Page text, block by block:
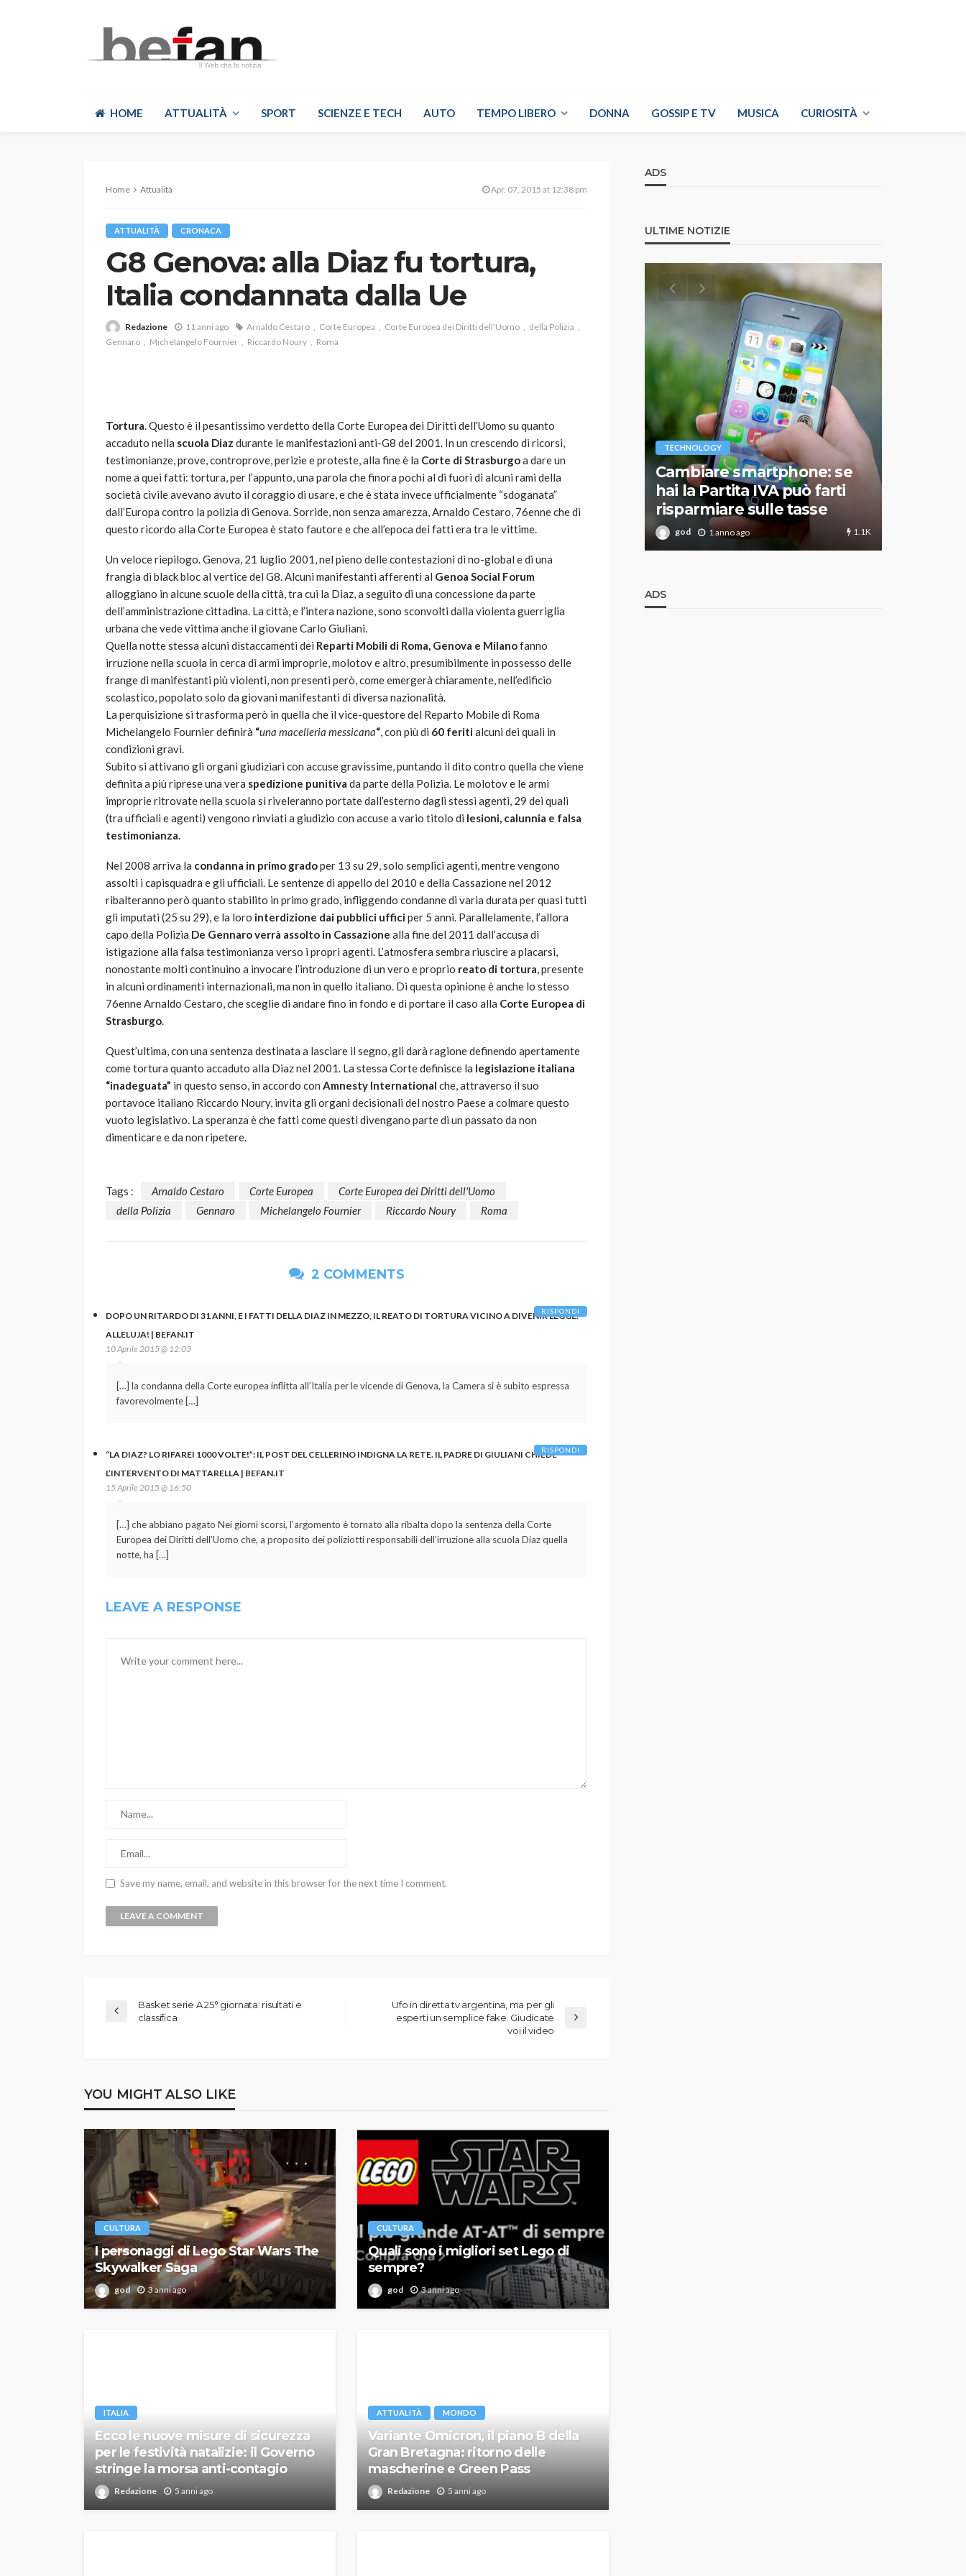
HOME ATTUALITÀ SPORT SCIENZE E TECH AUTO TEMPO LIBERO DONNA GOSSIP E TV MUSICA CURIOSITÀ
Home Attualità Apr. 07, 2015 at 12:38 pm
ATTUALITÀ CRONACA
G8 Genova: alla Diaz fu tortura,
Italia condannata dalla Ue
Redazione 11 anni ago Arnaldo Cestaro Corte Europea Corte Europea dei Diritti dell'Uomo
della Polizia
Gennaro
Michelangelo Fournier Riccardo Noury Roma
Tortura. Questo è il pesantissimo verdetto della Corte Europea dei Diritti dell’Uomo su quanto
accaduto nella scuola Diaz durante le manifestazioni anti-G8 del 2001. In un crescendo di ricorsi,
testimonianze, prove, controprove, perizie e proteste, alla fine è la Corte di Strasburgoa dare un
nome a quei fatti: tortura, per l’appunto, una parola che finora pochi al di fuori di alcuni rami della
società civile avevano avuto il coraggio di usare, e che è stata invece ufficialmente “sdoganata”
dall’Europa contro la polizia di Genova. Sorride, non senza amarezza, Arnaldo Cestaro, 76enne che di
questo ricordo alla Corte Europea è stato fautore e che all’epoca dei fatti era tra le vittime.
Un veloce riepilogo. Genova, 21 luglio 2001, nel pieno delle contestazioni di no-global e di una
frangia di black bloc al vertice del G8. Alcuni manifestanti afferenti al Genoa Social Forum
alloggiano in alcune scuole della città, tra cui la Diaz, a seguito di una concessione da parte
dell’amministrazione cittadina. La città, e l’intera nazione, sono sconvolti dalla violenta guerriglia
urbana che vede vittima anche il giovane Carlo Giuliani.
Quella notte stessa alcuni distaccamenti dei Reparti Mobili di Roma, Genova e Milanofanno
irruzione nella scuola in cerca di armi improprie, molotov e altro, presumibilmente in possesso delle
frange di manifestanti più violenti, non presenti però, come emergerà chiaramente, nell’edificio
scolastico, popolato solo da giovani manifestanti di diversa nazionalità.
La perquisizione si trasforma però in quella che il vice-questore del Reparto Mobile di Roma
Michelangelo Fournier definirà “una macelleria messicana“, con più di 60 feritialcuni dei quali in
condizioni gravi.
Subito si attivano gli organi giudiziari con accuse gravissime, puntando il dito contro quella che viene
definita a più riprese una vera spedizione punitiva da parte della Polizia. Le molotov e le armi
improprie ritrovate nella scuola si riveleranno portate dall’esterno dagli stessi agenti, 29 dei quali
(tra ufficiali e agenti) vengono rinviati a giudizio con accuse a vario titolo di lesioni, calunnia e falsa
testimonianza.
Nel 2008 arriva la condanna in primo gradoper 13 su 29, solo semplici agenti, mentre vengono
assolti i capisquadra e gli ufficiali. Le sentenze di appello del 2010 e della Cassazione nel 2012
ribalteranno però quanto stabilito in primo grado, infliggendo condanne di varia durata per quasi tutti
gli imputati (25 su 29), e la loro interdizione dai pubblici ufficiper 5 anni. Parallelamente, l’allora
capo della Polizia De Gennaro verrà assolto in Cassazione alla fine del 2011 dall’accusa di
istigazione alla falsa testimonianza verso i propri agenti. L’atmosfera sembra riuscire a placarsi,
nonostante molti continuino a invocare l’introduzione di un vero e proprio reato di tortura, presente
in alcuni ordinamenti internazionali, ma non in quello italiano. Di questa opinione è anche lo stesso
76enne Arnaldo Cestaro, che sceglie di andare fino in fondo e di portare il caso alla Corte Europea di
Strasburgo.
Quest’ultima, con una sentenza destinata a lasciare il segno, gli darà ragione definendo apertamente
come tortura quanto accaduto alla Diaz nel 2001. La stessa Corte definisce la legislazione italiana
“inadeguata” in questo senso, in accordo con Amnesty International che, attraverso il suo
portavoce italiano Riccardo Noury, invita gli organi decisionali del nostro Paese a colmare questo
vuoto legislativo. La speranza è che fatti come questi divengano parte di un passato da non
dimenticare e da non ripetere.
Tags : Arnaldo Cestaro Corte Europea
Corte Europea dei Diritti dell'Uomo
della Polizia
Gennaro Michelangelo Fournier Riccardo Noury Roma
2 COMMENTS
DOPO UN RITARDO DI 31 ANNI, E I FATTI DELLA DIAZ IN MEZZO, IL REATO DI TORTURA VICINO A DIVENIR LEGGE.
ALLELUJA! | BEFAN.IT
10 Aprile 2015 @ 12:03
[…] la condanna della Corte europea inflitta all’Italia per le vicende di Genova, la Camera si è subito espressa
favorevolmente […]
RISPONDI
“LA DIAZ? LO RIFAREI 1000 VOLTE!”: IL POST DEL CELLERINO INDIGNA LA RETE. IL PADRE DI GIULIANI CHIEDE
L’INTERVENTO DI MATTARELLA | BEFAN.IT
15 Aprile 2015 @ 16:50
[…] che abbiano pagato Nei giorni scorsi, l’argomento è tornato alla ribalta dopo la sentenza della Corte
Europea dei Diritti dell’Uomo che, a proposito dei poliziotti responsabili dell’irruzione alla scuola Diaz quella
notte, ha […]
RISPONDI
LEAVE A RESPONSE
Save my name, email, and website in this browser for the next time I comment.
Basket serie A 25° giornata: risultati e
classifica
Ufo in diretta tv argentina, ma per gli
esperti un semplice fake. Giudicate
voi il video
YOU MIGHT ALSO LIKE
CULTURA
I personaggi di Lego Star Wars The
Skywalker Saga
god 3 anni ago
CULTURA
Quali sono i migliori set Lego di
sempre?
god 3 anni ago
ITALIA
Ecco le nuove misure di sicurezza
per le festività natalizie: il Governo
stringe la morsa anti-contagio
Redazione 5 anni ago
ATTUALITÀ MONDO
Variante Omicron, il piano B della
Gran Bretagna: ritorno delle
mascherine e Green Pass
Redazione 5 anni ago
ADS
ULTIME NOTIZIE
VARIE
Robot tagliaerba: quale
scegliere per il tuo prato
god 1 anno ago 784
MG alle Final 8 di Coppa
Davis: tennis mondiale e
passione per
l’automobilismo
abbracciano la stessa causa
god 9 mesi ago
TECHNOLOGY
Cambiare smartphone: se
hai la Partita IVA può farti
risparmiare sulle tasse
god 1 anno ago 1.1K
ADS